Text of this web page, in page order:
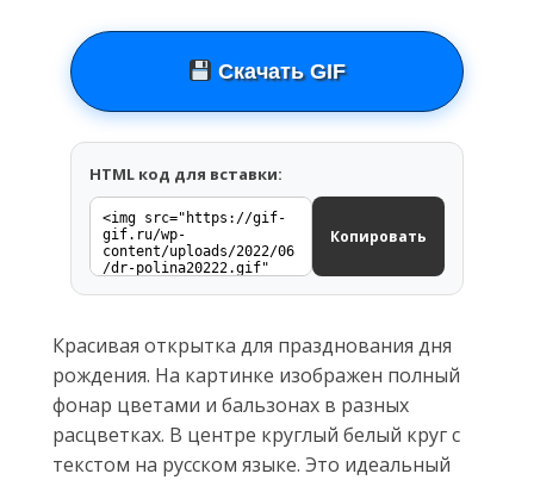
Скачать GIF
HTML код для вставки:
Копировать
Красивая открытка для празднования дня
рождения. На картинке изображен полный
фонар цветами и бальзонах в разных
расцветках. В центре круглый белый круг с
текстом на русском языке. Это идеальный